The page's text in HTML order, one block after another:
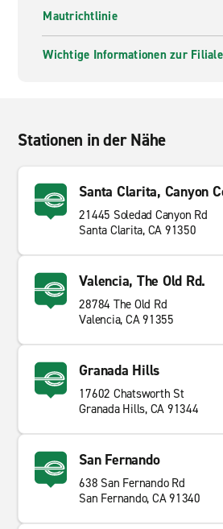
Mautrichtlinie
Wichtige Informationen zur Filiale
Stationen in der Nähe
Santa Clarita, Canyon
21445 Soledad Canyon Rd
Santa Clarita, CA 91350
Valencia, The Old Rd.
28784 The Old Rd
Valencia, CA 91355
Granada Hills
17602 Chatsworth St
Granada Hills, CA 91344
San Fernando
638 San Fernando Rd
San Fernando, CA 91340